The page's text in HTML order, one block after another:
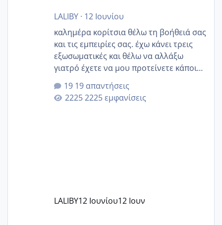
LALIBY· 12 Ιουνίου
καλημέρα κορίτσια θέλω τη βοήθειά σας
και τις εμπειρίες σας. έχω κάνει τρεις
εξωσωματικές και θέλω να αλλάξω
γιατρό έχετε να μου προτείνετε κάποιον
που μείνατε ευχαριστημένες και είχατε
επιιτυχία? έκανα στο υγεία με τον
ζερβομανωλάκη (δεν το εψαξε καθόλου
19 απαντήσεις
2225 εμφανίσεις
LALIBY12 Ιουνίου12 Ιουν